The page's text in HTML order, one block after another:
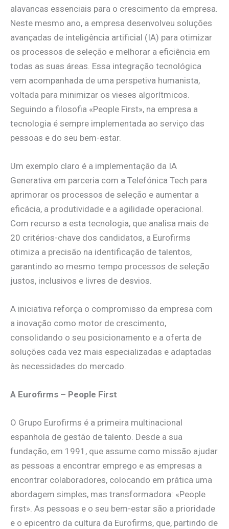
alavancas essenciais para o crescimento da empresa.
Neste mesmo ano, a empresa desenvolveu soluções
avançadas de inteligência artificial (IA) para otimizar
os processos de seleção e melhorar a eficiência em
todas as suas áreas. Essa integração tecnológica
vem acompanhada de uma perspetiva humanista,
voltada para minimizar os vieses algorítmicos.
Seguindo a filosofia «People First», na empresa a
tecnologia é sempre implementada ao serviço das
pessoas e do seu bem-estar.
Um exemplo claro é a implementação da IA
Generativa em parceria com a Telefónica Tech para
aprimorar os processos de seleção e aumentar a
eficácia, a produtividade e a agilidade operacional.
Com recurso a esta tecnologia, que analisa mais de
20 critérios-chave dos candidatos, a Eurofirms
otimiza a precisão na identificação de talentos,
garantindo ao mesmo tempo processos de seleção
justos, inclusivos e livres de desvios.
A iniciativa reforça o compromisso da empresa com
a inovação como motor de crescimento,
consolidando o seu posicionamento e a oferta de
soluções cada vez mais especializadas e adaptadas
às necessidades do mercado.
A Eurofirms – People First
O Grupo Eurofirms é a primeira multinacional
espanhola de gestão de talento. Desde a sua
fundação, em 1991, que assume como missão ajudar
as pessoas a encontrar emprego e as empresas a
encontrar colaboradores, colocando em prática uma
abordagem simples, mas transformadora: «People
first». As pessoas e o seu bem-estar são a prioridade
e o epicentro da cultura da Eurofirms, que, partindo de